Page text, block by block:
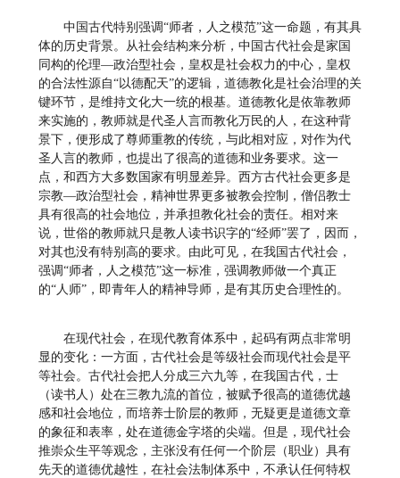
中国古代特别强调“师者，人之模范”这一命题，有其具
体的历史背景。从社会结构来分析，中国古代社会是家国
同构的伦理—政治型社会，皇权是社会权力的中心，皇权
的合法性源自“以德配天”的逻辑，道德教化是社会治理的关
键环节，是维持文化大一统的根基。道德教化是依靠教师
来实施的，教师就是代圣人言而教化万民的人，在这种背
景下，便形成了尊师重教的传统，与此相对应，对作为代
圣人言的教师，也提出了很高的道德和业务要求。这一
点，和西方大多数国家有明显差异。西方古代社会更多是
宗教—政治型社会，精神世界更多被教会控制，僧侣教士
具有很高的社会地位，并承担教化社会的责任。相对来
说，世俗的教师就只是教人读书识字的“经师”罢了，因而，
对其也没有特别高的要求。由此可见，在我国古代社会，
强调“师者，人之模范”这一标准，强调教师做一个真正
的“人师”，即青年人的精神导师，是有其历史合理性的。
在现代社会，在现代教育体系中，起码有两点非常明
显的变化：一方面，古代社会是等级社会而现代社会是平
等社会。古代社会把人分成三六九等，在我国古代，士
（读书人）处在三教九流的首位，被赋予很高的道德优越
感和社会地位，而培养士阶层的教师，无疑更是道德文章
的象征和表率，处在道德金字塔的尖端。但是，现代社会
推崇众生平等观念，主张没有任何一个阶层（职业）具有
先天的道德优越性，在社会法制体系中，不承认任何特权